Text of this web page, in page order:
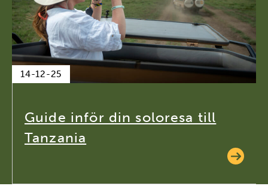
14-12-25
Guide inför din soloresa till
Tanzania